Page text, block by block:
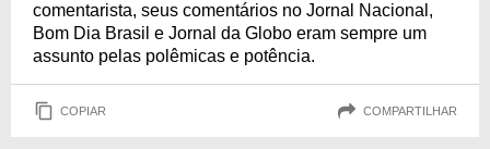
comentarista, seus comentários no Jornal Nacional,
Bom Dia Brasil e Jornal da Globo eram sempre um
assunto pelas polêmicas e potência.
COPIAR COMPARTILHAR